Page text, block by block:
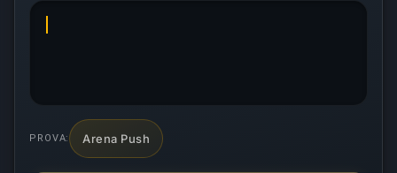
PROVA: Arena Push